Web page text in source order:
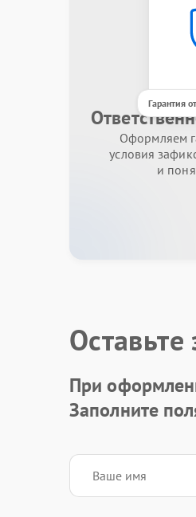
Гарантия
Оформляем
условия
и
При
Заполните